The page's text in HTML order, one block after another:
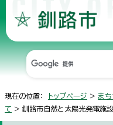
現在の位置： トップページ > まち
て > 釧路市自然と太陽光発電施